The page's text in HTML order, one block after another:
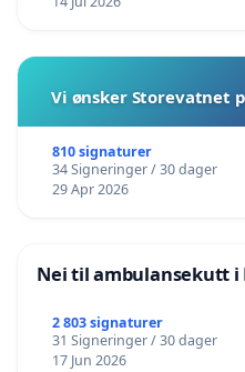
Vi ønsker Storevatnet
810 signaturer
34 Signeringer / 30 dager
29 Apr 2026
Nei til ambulansekutt i
2 803 signaturer
31 Signeringer / 30 dager
17 Jun 2026